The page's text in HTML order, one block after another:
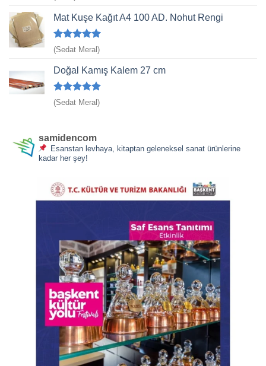
üzerinden
4 oy aldı
Mat Kuşe Kağıt A4 100 AD. Nohut Rengi
5 üzerinden
5
(Sedat Meral)
Doğal Kamış Kalem 27 cm
5 üzerinden
5
(Sedat Meral)
samidencom
Esanstan levhaya, kitaptan geleneksel sanat ürünlerine
kadar her şey!